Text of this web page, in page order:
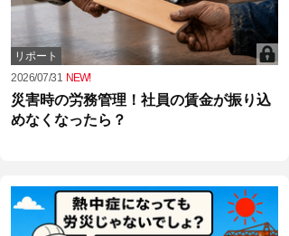
リポート
2026/07/31 NEW!
災害時の労務管理！社員の賃金が振り込
めなくなったら？